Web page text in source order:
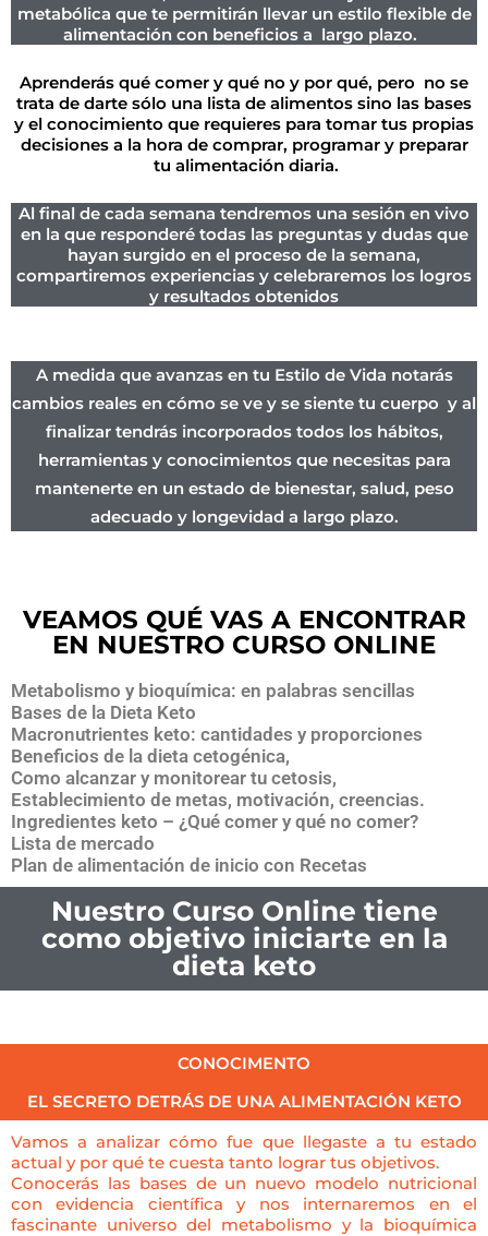
metabólica que te permitirán llevar un estilo flexible de
alimentación con beneficios a largo plazo.
Aprenderás qué comer y qué no y por qué, pero no se
trata de darte sólo una lista de alimentos sino las bases
y el conocimiento que requieres para tomar tus propias
decisiones a la hora de comprar, programar y preparar
tu alimentación diaria.
Al final de cada semana tendremos una sesión en vivo
en la que responderé todas las preguntas y dudas que
hayan surgido en el proceso de la semana,
compartiremos experiencias y celebraremos los logros
y resultados obtenidos
A medida que avanzas en tu Estilo de Vida notarás
cambios reales en cómo se ve y se siente tu cuerpo y al
finalizar tendrás incorporados todos los hábitos,
herramientas y conocimientos que necesitas para
mantenerte en un estado de bienestar, salud, peso
adecuado y longevidad a largo plazo.
VEAMOS QUÉ VAS A ENCONTRAR
EN NUESTRO CURSO ONLINE
Metabolismo y bioquímica: en palabras sencillas
Bases de la Dieta Keto
Macronutrientes keto: cantidades y proporciones
Beneficios de la dieta cetogénica,
Como alcanzar y monitorear tu cetosis,
Establecimiento de metas, motivación, creencias.
Ingredientes keto – ¿Qué comer y qué no comer?
Lista de mercado
Plan de alimentación de inicio con Recetas
Nuestro Curso Online tiene
como objetivo iniciarte en la
dieta keto
CONOCIMENTO
EL SECRETO DETRÁS DE UNA ALIMENTACIÓN KETO
Vamos a analizar cómo fue que llegaste a tu estado
actual y por qué te cuesta tanto lograr tus objetivos.
Conocerás las bases de un nuevo modelo nutricional
con evidencia científica y nos internaremos en el
fascinante universo del metabolismo y la bioquímica